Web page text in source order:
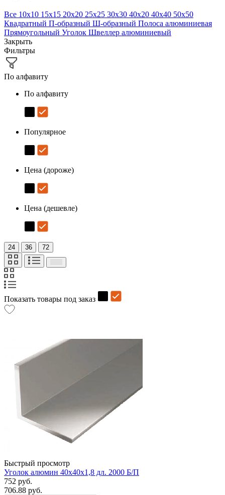
Все 10х10 15х15 20х20 25х25 30х30 40х20 40х40 50х50
Квадратный П-образный Ш-образный Полоса алюминиевая
Прямоугольный Уголок Швеллер алюминиевый
Закрыть
Фильтры
По алфавиту
По алфавиту
Популярное
Цена (дороже)
Цена (дешевле)
24 36 72
Показать товары под заказ
Быстрый просмотр
Уголок алюмин 40х40х1,8 дл. 2000 Б/П
752 руб.
706.88 руб.